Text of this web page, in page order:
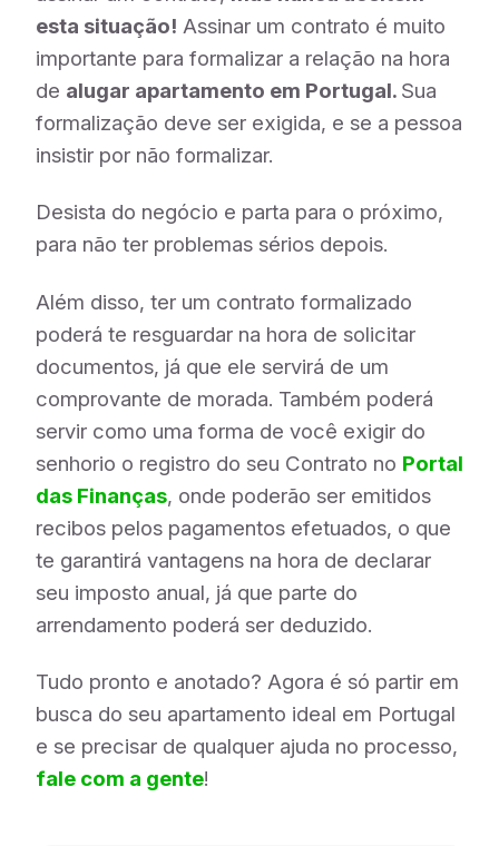
esta situação! Assinar um contrato é muito
importante para formalizar a relação na hora
de alugar apartamento em Portugal. Sua
formalização deve ser exigida, e se a pessoa
insistir por não formalizar.
Desista do negócio e parta para o próximo,
para não ter problemas sérios depois.
Além disso, ter um contrato formalizado
poderá te resguardar na hora de solicitar
documentos, já que ele servirá de um
comprovante de morada. Também poderá
servir como uma forma de você exigir do
senhorio o registro do seu Contrato no Portal
das Finanças, onde poderão ser emitidos
recibos pelos pagamentos efetuados, o que
te garantirá vantagens na hora de declarar
seu imposto anual, já que parte do
arrendamento poderá ser deduzido.
Tudo pronto e anotado? Agora é só partir em
busca do seu apartamento ideal em Portugal
e se precisar de qualquer ajuda no processo,
fale com a gente!